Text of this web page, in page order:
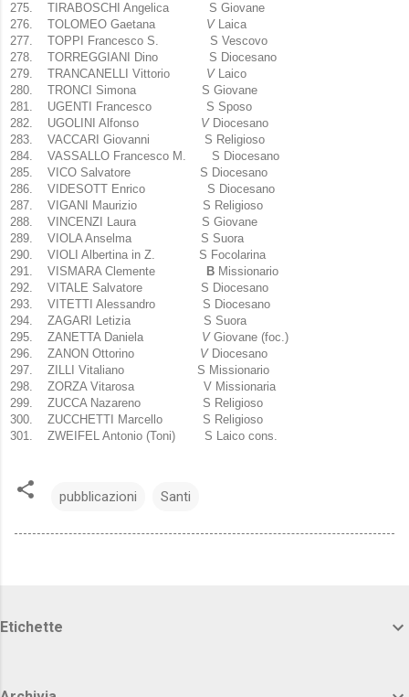
275.
TIRABOSCHI Angelica S Giovane
276.
TOLOMEO Gaetana V
Laica
277.
TOPPI Francesco S. S Vescovo
278.
TORREGGIANI Dino S Diocesano
279.
TRANCANELLI Vittorio V
Laico
280.
TRONCI Simona S Giovane
281.
UGENTI Francesco S Sposo
282.
UGOLINI Alfonso V Diocesano
283.
VACCARI Giovanni S Religioso
284.
VASSALLO Francesco M. S Diocesano
285.
VICO Salvatore S Diocesano
286.
VIDESOTT Enrico S Diocesano
287.
VIGANI Maurizio S Religioso
288.
VINCENZI Laura S Giovane
289.
VIOLA Anselma S Suora
290.
VIOLI Albertina in Z. S Focolarina
291.
VISMARA Clemente B Missionario
292.
VITALE Salvatore S Diocesano
293.
VITETTI Alessandro S Diocesano
294.
ZAGARI Letizia S Suora
295.
ZANETTA Daniela V Giovane (foc.)
296.
ZANON Ottorino VDiocesano
297.
ZILLI Vitaliano S Missionario
298.
ZORZA Vitarosa V Missionaria
299.
ZUCCA Nazareno S Religioso
300.
ZUCCHETTI Marcello S Religioso
301.
ZWEIFEL Antonio (Toni) S Laico cons.
pubblicazioni Santi
Etichette